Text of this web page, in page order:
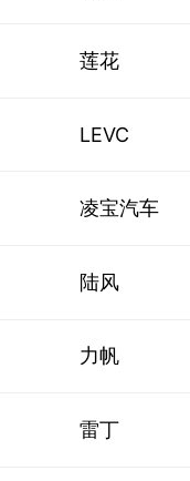
莲花
LEVC
凌宝汽车
陆风
力帆
雷丁